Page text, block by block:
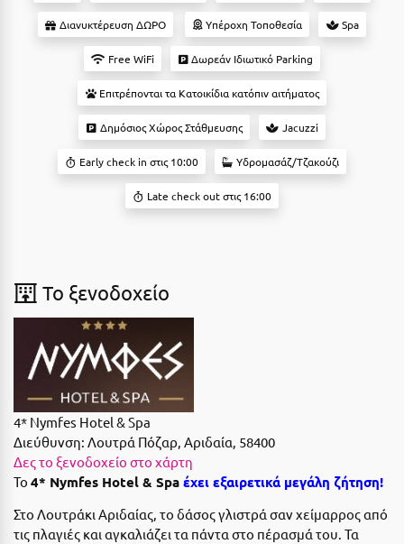
Δελφοί
Ελάτη Αρκαδίας
Ελληνικό Αρκαδίας
Εύβοια
Ευρυτανία
Ζαγοροχώρια
Ζάκυνθος
Η
Ηλεία
Διανυκτέρευση ΔΩΡΟ Υπέροχη Τοποθεσία Spa
Free WiFi Δωρεάν Ιδιωτικό Parking
Επιτρέπονται τα Κατοικίδια κατόπιν αιτήματος
Δημόσιος Χώρος Στάθμευσης Jacuzzi
Early check in στις 10:00 Υδρομασάζ/Τζακούζι
Late check out στις 16:00
To ξενοδοχείο
4* Nymfes Hotel & Spa
Διεύθυνση: Λουτρά Πόζαρ, Αριδαία, 58400
Δες το ξενοδοχείο στο χάρτη
Το 4* Nymfes Hotel & Spa έχει εξαιρετικά μεγάλη ζήτηση!
Στο Λουτράκι Αριδαίας, το δάσος γλιστρά σαν χείμαρρος από
τις πλαγιές και αγκαλιάζει τα πάντα στο πέρασμά του. Τα